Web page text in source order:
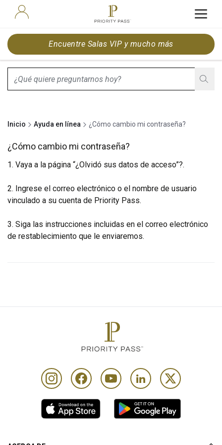
Encuentre Salas VIP y mucho más
Inicio Ayuda en línea ¿Cómo cambio mi contraseña?
¿Cómo cambio mi contraseña?
1. Vaya a la página “¿Olvidó sus datos de acceso”?.
2. Ingrese el correo electrónico o el nombre de usuario
vinculado a su cuenta de Priority Pass.
3. Siga las instrucciones incluidas en el correo electrónico
de restablecimiento que le enviaremos.